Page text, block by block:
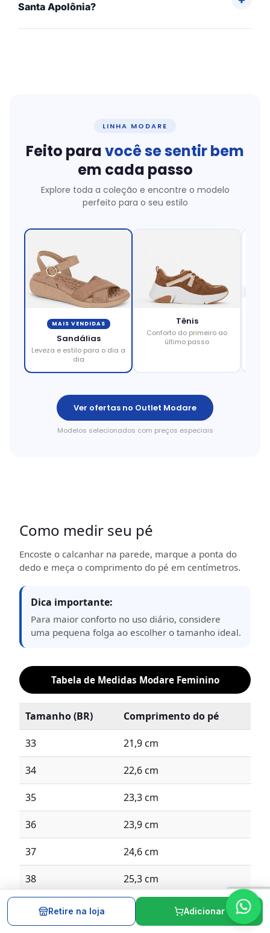
Santa Apolônia?
LINHA MODARE
Feito paravocê se sentir bem
em cada passo
Explore toda a coleção e encontre o modelo
perfeito para o seu estilo
MAIS VENDIDAS
Sandálias
Leveza e estilo para o dia a
dia
Tênis
Conforto do primeiro ao
último passo
Ver ofertas no Outlet Modare
Modelos selecionados com preços especiais
Como medir seu pé
Encoste o calcanhar na parede, marque a ponta do
dedo e meça o comprimento do pé em centímetros.
Dica importante:
Para maior conforto no uso diário, considere
uma pequena folga ao escolher o tamanho ideal.
Tabela de Medidas Modare Feminino
Tamanho (BR) Comprimento do pé
33 21,9 cm
34 22,6 cm
35 23,3 cm
36 23,9 cm
37 24,6 cm
38 25,3 cm
25,9 cm
Retire na loja Adicionar